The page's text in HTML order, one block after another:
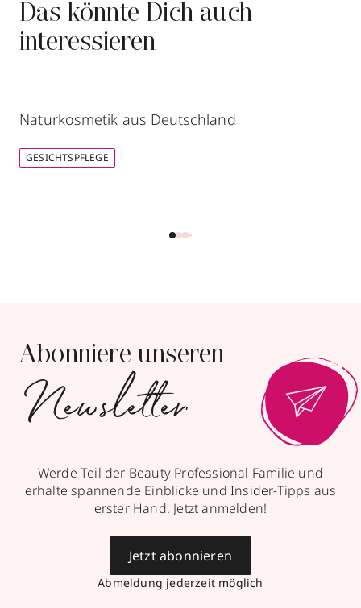
Das könnte Dich auch
interessieren
Naturkosmetik aus Deutschland
GESICHTSPFLEGE
Abonniere unseren
Newsletter
Werde Teil der Beauty Professional Familie und
erhalte spannende Einblicke und Insider-Tipps aus
erster Hand. Jetzt anmelden!
Abmeldung jederzeit möglich
Jetzt abonnieren